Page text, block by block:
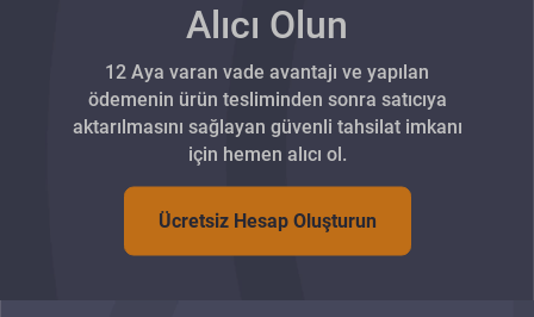
Alıcı Olun
12 Aya varan vade avantajı ve yapılan
ödemenin ürün tesliminden sonra satıcıya
aktarılmasını sağlayan güvenli tahsilat imkanı
için hemen alıcı ol.
Ücretsiz Hesap Oluşturun